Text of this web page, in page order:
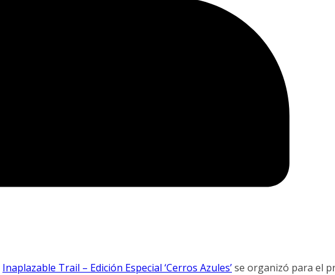
Inaplazable Trail – Edición Especial ‘Cerros Azules’se organizó para el